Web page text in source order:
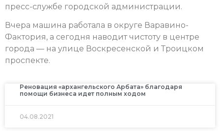
пресс-службе городской администрации.
Вчера машина работала в округе Варавино-
Фактория, а сегодня наводит чистоту в центре
города — на улице Воскресенской и Троицком
проспекте.
Реновация «архангельского Арбата» благодаря
помощи бизнеса идет полным ходом
04.08.2021